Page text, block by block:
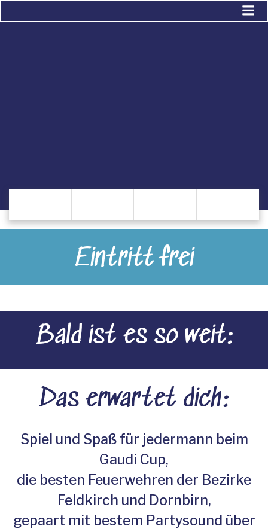
Inhalt
Eintritt frei
Bald ist es so weit:
Das erwartet dich:
Spiel und Spaß für jedermann beim
Gaudi Cup,
die besten Feuerwehren der Bezirke
Feldkirch und Dornbirn,
gepaart mit bestem Partysound über